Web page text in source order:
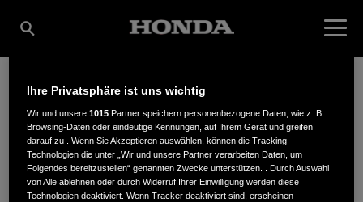
KULOW GMBH
Tulpenweg 1,23558,Lübeck
Ihre Privatsphäre ist uns wichtig
Wir und unsere1015 Partner speichern personenbezogene Daten, wie z. B.
Browsing-Daten oder eindeutige Kennungen, auf Ihrem Gerät und greifen
darauf zu . Wenn Sie Akzeptieren auswählen, können die Tracking-
Technologien die unter „Wir und unsere Partner verarbeiten Daten, um
Folgendes bereitzustellen“ genannten Zwecke unterstützen. . Durch Auswahl
von Alle ablehnen oder durch Widerruf Ihrer Einwilligung werden diese
Technologien deaktiviert. Wenn Tracker deaktiviert sind, erscheinen